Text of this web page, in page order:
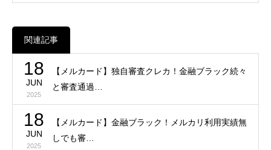
関連記事
18
JUN
2025
【メルカード】独自審査クレカ！金融ブラック続々
と審査通過…
18
JUN
2025
【メルカード】金融ブラック！メルカリ利用実績無
しでも審…